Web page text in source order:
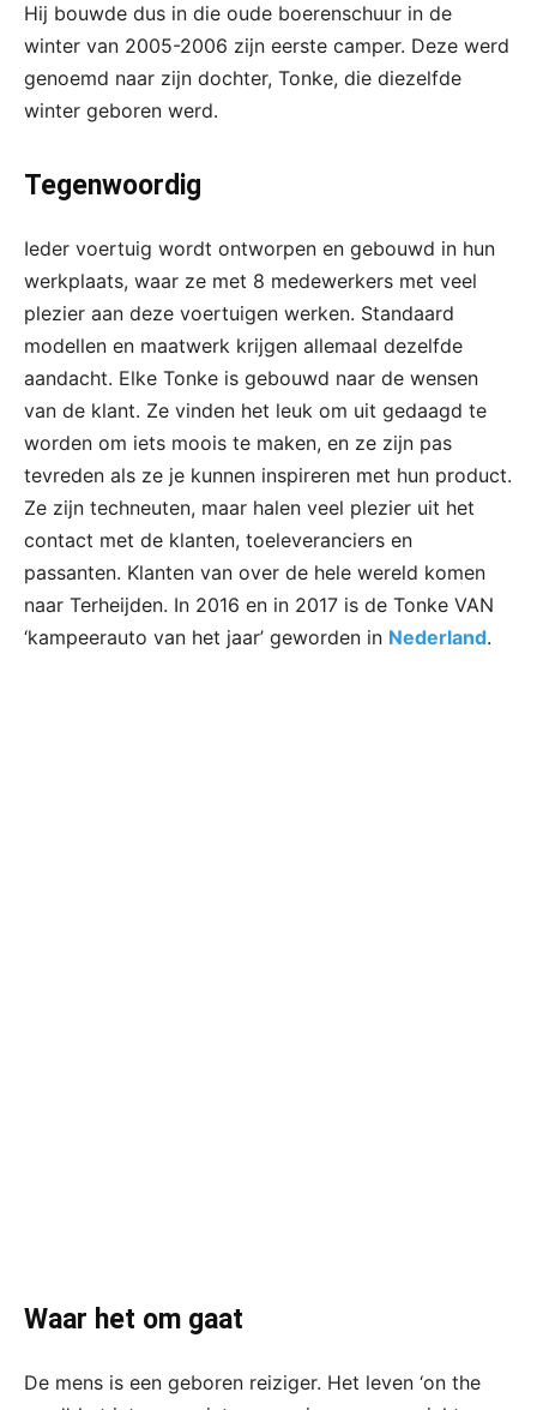
Hij bouwde dus in die oude boerenschuur in de
winter van 2005-2006 zijn eerste camper. Deze werd
genoemd naar zijn dochter, Tonke, die diezelfde
winter geboren werd.
Tegenwoordig
Ieder voertuig wordt ontworpen en gebouwd in hun
werkplaats, waar ze met 8 medewerkers met veel
plezier aan deze voertuigen werken. Standaard
modellen en maatwerk krijgen allemaal dezelfde
aandacht. Elke Tonke is gebouwd naar de wensen
van de klant. Ze vinden het leuk om uit gedaagd te
worden om iets moois te maken, en ze zijn pas
tevreden als ze je kunnen inspireren met hun product.
Ze zijn techneuten, maar halen veel plezier uit het
contact met de klanten, toeleveranciers en
passanten. Klanten van over de hele wereld komen
naar Terheijden. In 2016 en in 2017 is de Tonke VAN
‘kampeerauto van het jaar’ geworden in Nederland.
Waar het om gaat
De mens is een geboren reiziger. Het leven ‘on the